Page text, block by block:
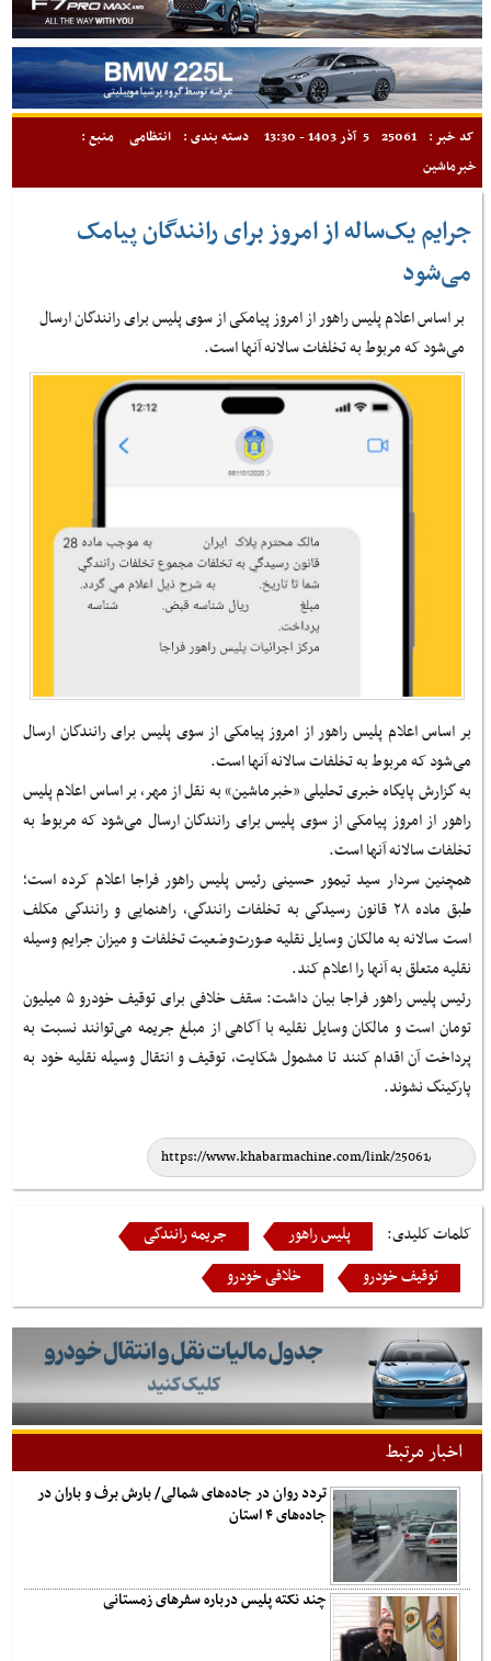
کد خبر : 25061 5 آذر 1403 - 13:30 دسته بندی : انتظامی
منبع :
خبرماشین
جرایم یک‌ساله از امروز برای رانندگان پیامک
می‌شود
بر اساس اعلام پلیس راهور از امروز پیامکی از سوی پلیس برای رانندگان ارسال
می‌شود که مربوط به تخلفات سالانه آنها است.
بر اساس اعلام پلیس راهور از امروز پیامکی از سوی پلیس برای رانندگان ارسال
می‌شود که مربوط به تخلفات سالانه آنها است.
به گزارش پایگاه خبری تحلیلی «خبرماشین» به نقل از مهر، بر اساس اعلام پلیس
راهور از امروز پیامکی از سوی پلیس برای رانندگان ارسال می‌شود که مربوط به
تخلفات سالانه آنها است.
همچنین سردار سید تیمور حسینی رئیس پلیس راهور فراجا اعلام کرده است؛
طبق ماده ۲۸ قانون رسیدگی به تخلفات رانندگی، راهنمایی و رانندگی مکلف
است سالانه به مالکان وسایل نقلیه صورت‌وضعیت تخلفات و میزان جرایم وسیله
نقلیه متعلق به آنها را اعلام کند.
رئیس پلیس راهور فراجا بیان داشت: سقف خلافی برای توقیف خودرو ۵ میلیون
تومان است و مالکان وسایل نقلیه با آگاهی از مبلغ جریمه می‌توانند نسبت به
پرداخت آن اقدام کنند تا مشمول شکایت، توقیف و انتقال وسیله نقلیه خود به
پارکینگ نشوند.
کلمات کلیدی: پلیس راهور
جریمه رانندگی
توقیف خودرو
خلافی خودرو
اخبار مرتبط
تردد روان در جاده‌های شمالی/ بارش برف و باران در
جاده‌های ۴ استان
چند نکته پلیس درباره سفرهای زمستانی